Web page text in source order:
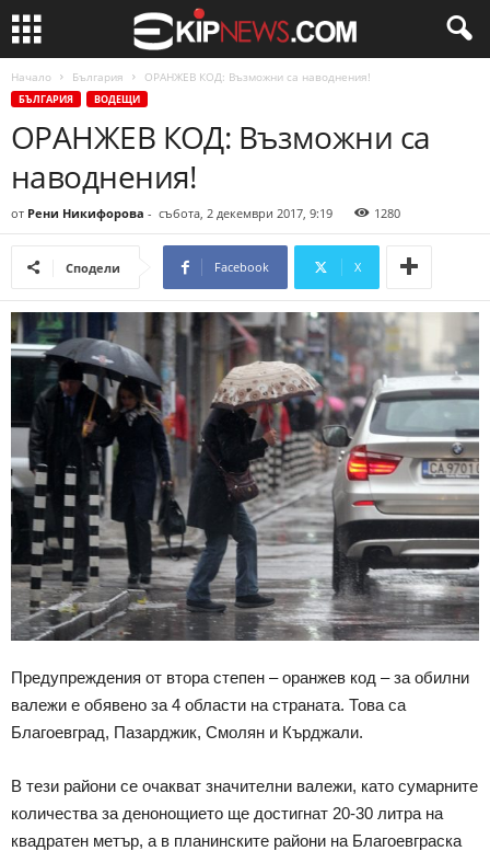
Начало България ОРАНЖЕВ КОД: Възможни са наводнения!
БЪЛГАРИЯ ВОДЕЩИ
ОРАНЖЕВ КОД: Възможни са
наводнения!
от Рени Никифорова - събота, 2 декември 2017, 9:19 1280
Сподели Facebook X
Предупреждения от втора степен – оранжев код – за обилни
валежи е обявено за 4 области на страната. Това са
Благоевград, Пазарджик, Смолян и Кърджали.
В тези райони се очакват значителни валежи, като сумарните
количества за денонощието ще достигнат 20-30 литра на
квадратен метър, а в планинските райони на Благоевграска